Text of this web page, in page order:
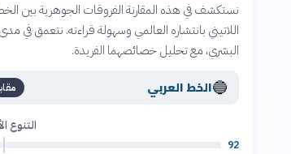
نستكشف في هذه المقارنة الفروقات الجوهرية بين الخط
اللاتيني بانتشاره العالمي وسهولة قراءته. نتعمق في
البشري، مع تحليل خصائصهما الفريدة.
🔵الخط العربي
التنوع
92